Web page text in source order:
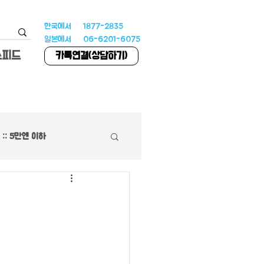
드
한국에서 1877-2835
일본에서 06-6201-6075
카톡연결(상담하기)
:: 5만엔 이하